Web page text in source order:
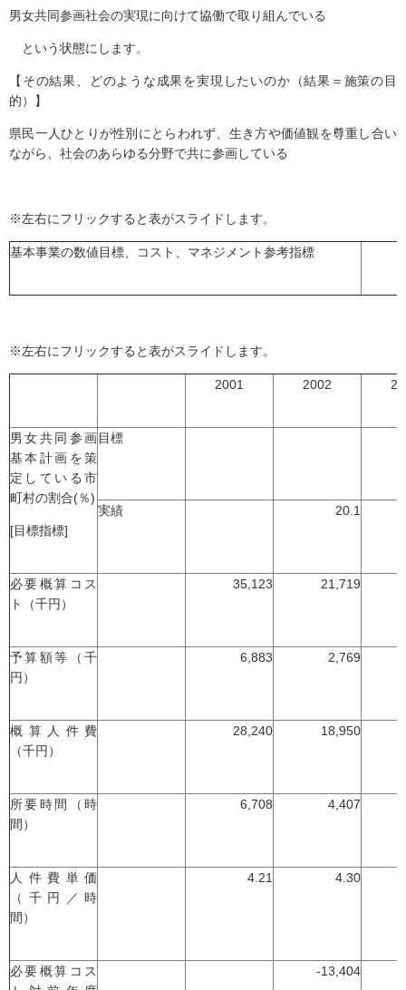
男女共同参画社会の実現に向けて協働で取り組んでいる
という状態にします。
【その結果、どのような成果を実現したいのか（結果＝施策の目
的）】
県民一人ひとりが性別にとらわれず、生き方や価値観を尊重し合い
ながら、社会のあらゆる分野で共に参画している
※左右にフリックすると表がスライドします。
基本事業の数値目標、コスト、マネジメント参考指標
※左右にフリックすると表がスライドします。
2001 2002
男女共同参画
基本計画を策
定している市
町村の割合(％)
[目標指標]
目標
実績 20.1
必要概算コス
ト（千円）
35,123 21,719
予算額等（千
円）
6,883 2,769
概算人件費
（千円）
28,240 18,950
所要時間（時
間）
6,708 4,407
人件費単価
（千円／時
間）
4.21 4.30
必要概算コス
-13,404